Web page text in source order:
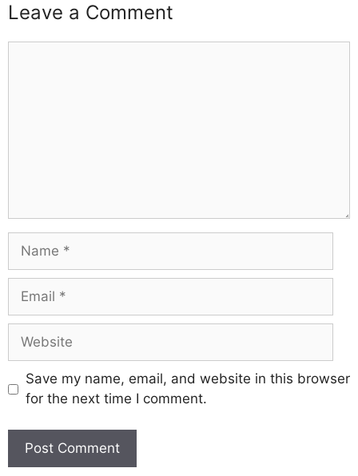
Leave a Comment
Save my name, email, and website in this browser
for the next time I comment.